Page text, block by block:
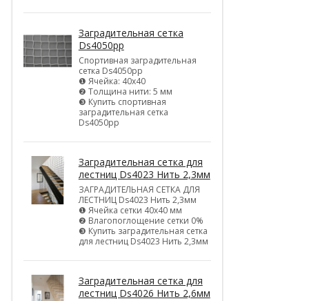
Заградительная сетка
Ds4050pp
Спортивная заградительная
сетка Ds4050pp
❶ Ячейка: 40х40
❷ Толщина нити: 5 мм
❸ Купить спортивная
заградительная сетка
Ds4050pp
Заградительная сетка для
лестниц Ds4023 Нить 2,3мм
ЗАГРАДИТЕЛЬНАЯ СЕТКА ДЛЯ
ЛЕСТНИЦ Ds4023 Нить 2,3мм
❶ Ячейка сетки 40х40 мм
❷ Влагопоглощение сетки 0%
❸ Купить заградительная сетка
для лестниц Ds4023 Нить 2,3мм
Заградительная сетка для
лестниц Ds4026 Нить 2,6мм